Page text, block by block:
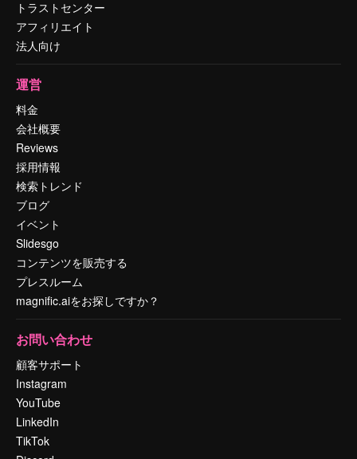
トラストセンター
アフィリエイト
法人向け
運営
料金
会社概要
Reviews
採用情報
検索トレンド
ブログ
イベント
Slidesgo
コンテンツを販売する
プレスルーム
magnific.aiをお探しですか？
お問い合わせ
顧客サポート
Instagram
YouTube
LinkedIn
TikTok